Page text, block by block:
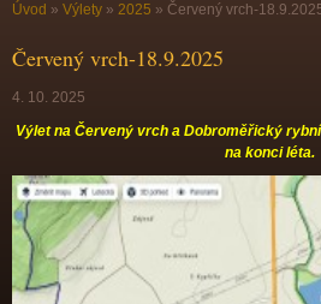
Úvod » Výlety » 2025 » Červený vrch-
Červený vrch-18.9.2025
4. 10. 2025
Výlet na Červený vrch a Dobroměřický
na konci léta.